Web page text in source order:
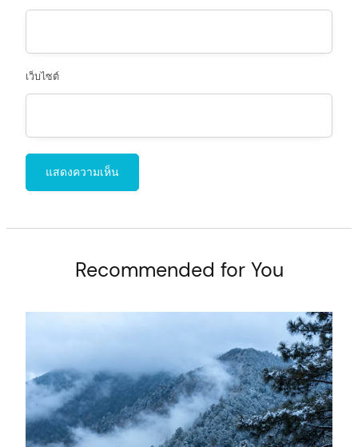
เว็บไซต์
Recommended for You